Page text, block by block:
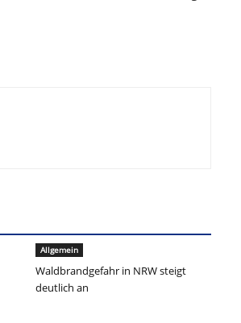
Allgemein
Waldbrandgefahr in NRW steigt
deutlich an